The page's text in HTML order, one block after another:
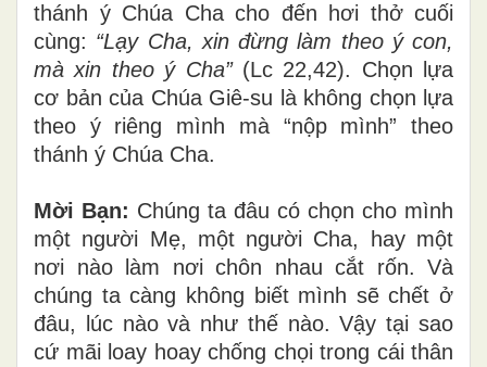
thánh ý Chúa Cha cho đến hơi thở cuối
cùng: “Lạy Cha, xin đừng làm theo ý con,
mà xin theo ý Cha”(Lc 22,42). Chọn lựa
cơ bản của Chúa Giê-su là không chọn lựa
theo ý riêng mình mà “nộp mình” theo
thánh ý Chúa Cha.
Mời Bạn: Chúng ta đâu có chọn cho mình
một người Mẹ, một người Cha, hay một
nơi nào làm nơi chôn nhau cắt rốn. Và
chúng ta càng không biết mình sẽ chết ở
đâu, lúc nào và như thế nào. Vậy tại sao
cứ mãi loay hoay chống chọi trong cái thân